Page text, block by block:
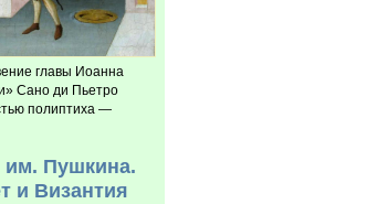
главы Иоанна
Сано ди Пьетро
полиптиха —
Пушкина.
и Византия